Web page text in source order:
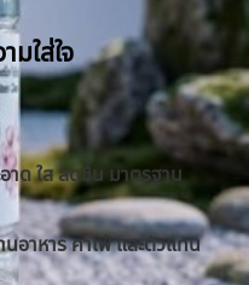
มใส่ใจ
าด ใส สดชื่น มาตรฐาน
อาหาร คาเฟ่ และตัวแทน